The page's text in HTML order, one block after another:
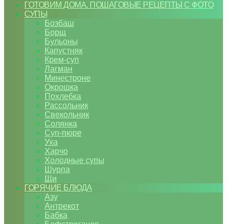
ГОТОВИМ ДОМА. ПОШАГОВЫЕ РЕЦЕПТЫ С ФОТО
СУПЫ
Бозбаш
Борщ
Бульоны
Капустняк
Крем-суп
Лагман
Минестроне
Окрошка
Похлебка
Рассольник
Свекольник
Солянка
Суп-пюре
Уха
Харчо
Холодные супы
Шурпа
Щи
ГОРЯЧИЕ БЛЮДА
Азу
Антрекот
Бабка